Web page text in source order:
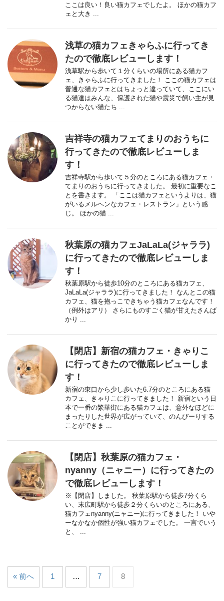
ここは良い！良い猫カフェでしたよ。 ほかの猫カフ
ェと大き ...
浅草の猫カフェきゃらふに行ってき
たので徹底レビューします！
浅草駅から歩いて１分くらいの場所にある猫カフ
ェ、きゃらふに行ってきました！ ここの猫カフェは
普通な猫カフェとはちょっと違っていて、ここにい
る猫達はみんな、保護された猫や震災で飼い主が見
つからない猫たち ...
吉祥寺の猫カフェてまりのおうちに
行ってきたので徹底レビューしま
す！
吉祥寺駅から歩いて５分のところにある猫カフェ・
てまりのおうちに行ってきました。 最初に重要なこ
とを書きます。 「ここは猫カフェというよりは、猫
がいるメルヘンなカフェ・レストラン」という感
じ。 ほかの猫 ...
秋葉原の猫カフェJaLaLa(ジャララ)
に行ってきたので徹底レビューしま
す！
秋葉原駅から徒歩10分のところにある猫カフェ、
JaLaLa(ジャララ)に行ってきました！ なんとこの猫
カフェ、猫を抱っこできちゃう猫カフェなんです！
（例外はアリ） さらにものすごく猫が甘えたさんば
かり ...
【閉店】新宿の猫カフェ・きゃりこ
に行ってきたので徹底レビューしま
す！
新宿の東口から少し歩いた6.7分のところにある猫
カフェ、きゃりこに行ってきました！ 新宿という日
本で一番の繁華街にある猫カフェは、意外なほどに
まったりした世界が広がっていて、のんびーりする
ことができま ...
【閉店】秋葉原の猫カフェ・
nyanny（ニャニー）に行ってきたの
で徹底レビューします！
※【閉店】しました。 秋葉原駅から徒歩7分くら
い、末広町駅から徒歩２分くらいのところにある、
猫カフェnyanny(ニャニー)に行ってきました！ いや
ーなかなか個性が強い猫カフェでした。 一言でいう
と、 ...
« 前へ 1 … 7 8